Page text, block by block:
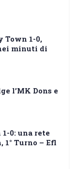
Town 1-0,
minuti di
l’MK Dons e
0: una rete
Turno – Efl